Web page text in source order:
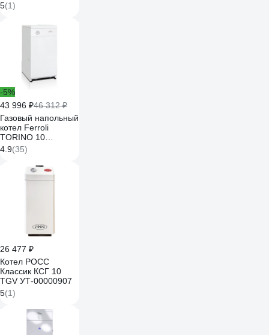
5(1)
-5%
43 996 ₽46 312 ₽
Газовый напольный
котел Ferroli
TORINO 10
0QN005YA
4.9(35)
26 477 ₽
Котел РОСС
Классик КСГ 10
TGV УТ-00000907
5(1)